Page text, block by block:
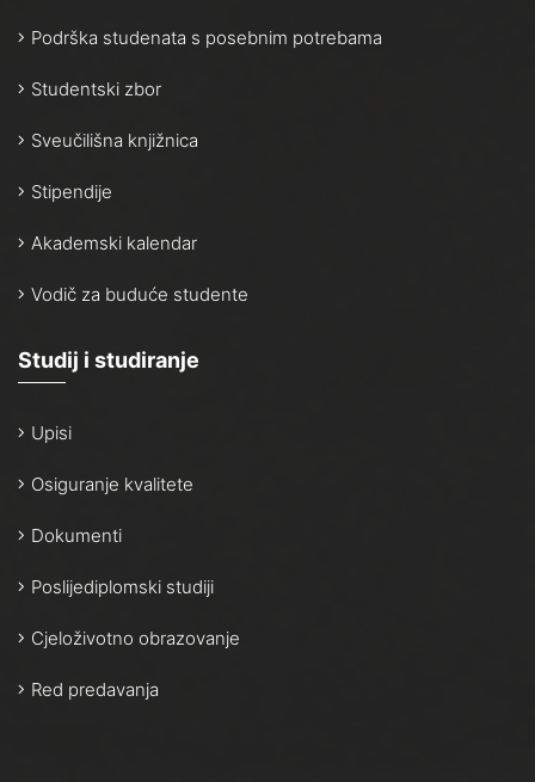
Podrška studenata s posebnim potrebama
Studentski zbor
Sveučilišna knjižnica
Stipendije
Akademski kalendar
Vodič za buduće studente
Studij i studiranje
Upisi
Osiguranje kvalitete
Dokumenti
Poslijediplomski studiji
Cjeloživotno obrazovanje
Red predavanja